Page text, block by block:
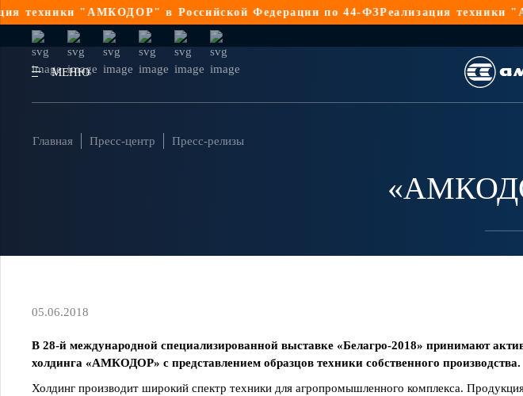
"АМКОДОР" в Российской Федерации по 44-ФЗРеализация техники "АМКОДОР"
МЕНЮ
Главная Пресс-центр Пресс-релизы
05.06.2018
В 28-й международной специализированной выставке «Белагро-2018» принимают
холдинга «АМКОДОР» с представлением образцов техники собственного производства.
Холдинг производит широкий спектр техники для агропромышленного комплекса.